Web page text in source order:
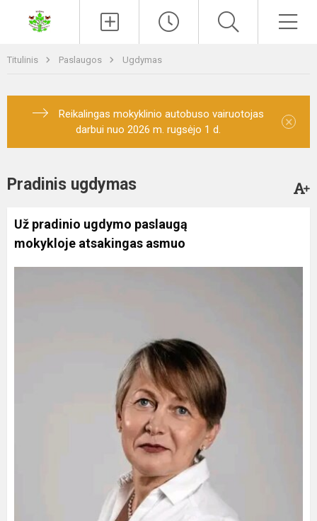
Titulinis Paslaugos Ugdymas
Reikalingas mokyklinio autobuso vairuotojas
darbui nuo 2026 m. rugsėjo 1 d.
×
Pradinis ugdymas
Už pradinio ugdymo paslaugą
mokykloje atsakingas asmuo